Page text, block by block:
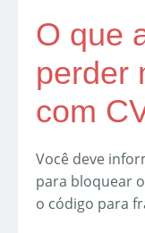
O que
perder
com
Você deve
para bloquear
o código para